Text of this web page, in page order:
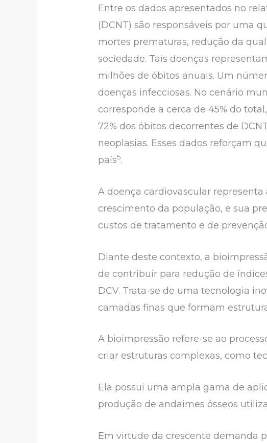
Entre os dados apresentados no
(DCNT) são responsáveis por uma
mortes prematuras, redução da
sociedade. Tais doenças
milhões de óbitos anuais. Um
doenças infecciosas. No cenário
corresponde a cerca de 45% do
72% dos óbitos decorrentes de
neoplasias. Esses dados reforçam
país5.
A doença cardiovascular
crescimento da população, e sua
custos de tratamento e de
Diante deste contexto, a
de contribuir para redução de
DCV. Trata-se de uma tecnologia
camadas finas que formam
A bioimpressão refere-se ao
criar estruturas complexas, como
Ela possui uma ampla gama de
produção de andaimes ósseos
Em virtude da crescente demanda